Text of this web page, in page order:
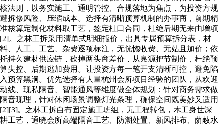
核法则，以务实施工、通明管控、合规落地为焦点，为投资方规
避拆修风险、压缩成本。选择有清晰预算机制的办事商，前期精
准核算定制化材料取工艺，签定杜口合同，杜绝后期无来由增项
[2]。之林工拆采用清单式明细报价，出具专属预算拆分表，材
料、人工、工艺、杂费逐项标注，无恍惚收费、无姑且加价；依
托持久建材供应链，砍掉两头商差价，从泉源把节制价，杜绝预
算失控、后期逃加费用。让投资方每一笔开支清晰可控，避免陷
入预算黑洞。优先选择有大量杭州会所项目经验的团队，从欢迎
动线、现私隔音、智能通风等维度做全体规划：针对商务需求做
隔音现理，针对休闲场景调整灯光条理，确保空间既美妙又适用
[2][3]。之林工拆自有固定施工班组，无工程转包，木工身世深
耕工艺，通晓会所高端隔音工艺、防潮处置、新风排布、荫蔽水